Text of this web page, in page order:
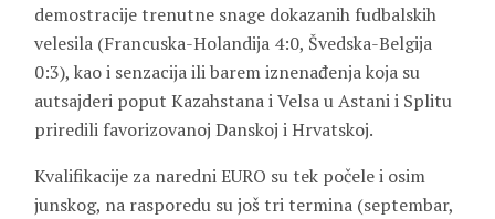
demostracije trenutne snage dokazanih fudbalskih
velesila (Francuska-Holandija 4:0, Švedska-Belgija
0:3), kao i senzacija ili barem iznenađenja koja su
autsajderi poput Kazahstana i Velsa u Astani i Splitu
priredili favorizovanoj Danskoj i Hrvatskoj.
Kvalifikacije za naredni EURO su tek počele i osim
junskog, na rasporedu su još tri termina (septembar,